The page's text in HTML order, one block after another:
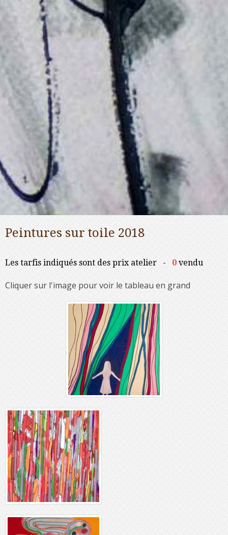
Peintures sur toile 2018
Les tarfis indiqués sont des prix atelier -0 vendu
Cliquer sur l'image pour voir le tableau en grand